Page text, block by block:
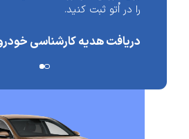
را در اُتو ثبت کنید.
دریافت هدیه کارشناسی